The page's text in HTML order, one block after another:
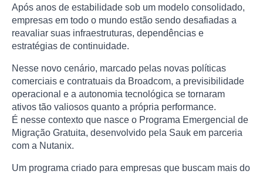
Após anos de estabilidade sob um modelo consolidado,
empresas em todo o mundo estão sendo desafiadas a
reavaliar suas infraestruturas, dependências e
estratégias de continuidade.
Nesse novo cenário, marcado pelas novas políticas
comerciais e contratuais da Broadcom, a previsibilidade
operacional e a autonomia tecnológica se tornaram
ativos tão valiosos quanto a própria performance.
É nesse contexto que nasce o Programa Emergencial de
Migração Gratuita, desenvolvido pela Sauk em parceria
com a Nutanix.
Um programa criado para empresas que buscam mais do